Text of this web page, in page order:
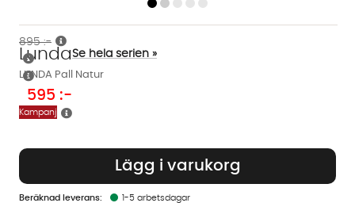
LUNDA Pall Natur
Lunda Se hela serien »
595 :-
895 :-
Kampanj
Lägg i varukorg
1-5 arbetsdagar